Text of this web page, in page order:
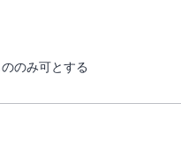
のみ可とする